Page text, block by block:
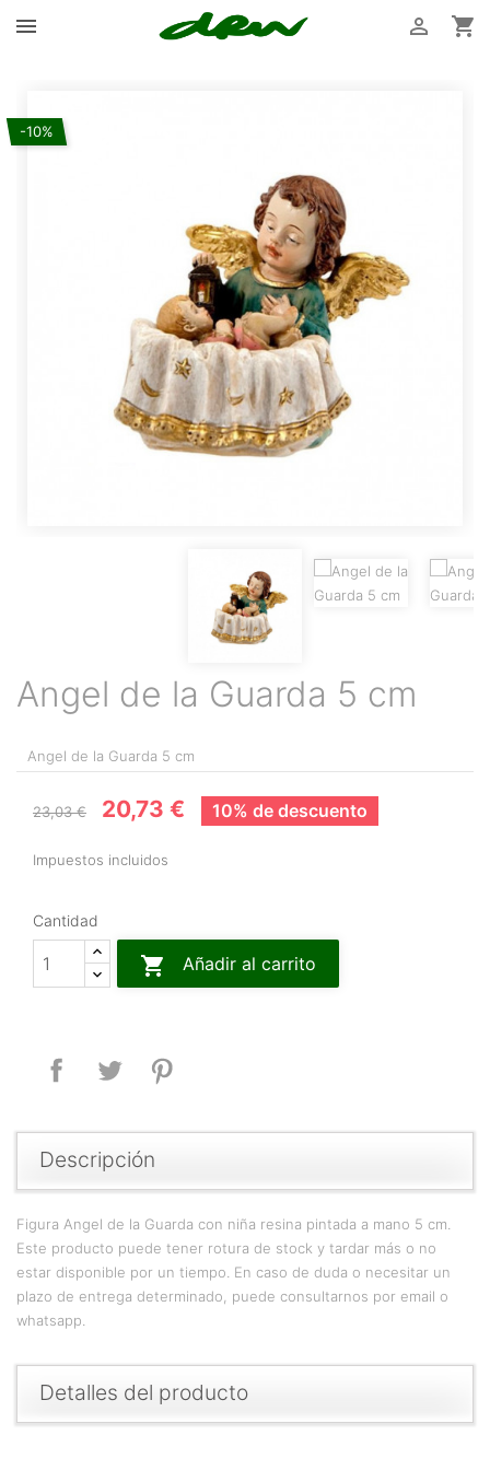
 

-10%
Angel de la Guarda 5 cm
Angel de la Guarda 5 cm
23,03 € 20,73 € 10% de descuento
Impuestos incluidos
Cantidad
 Añadir al carrito
CompartirTuitear
Descripción
Figura Angel de la Guarda con niña resina pintada a mano 5 cm.
Este producto puede tener rotura de stock y tardar más o no
estar disponible por un tiempo. En caso de duda o necesitar un
plazo de entrega determinado, puede consultarnos por email o
whatsapp.
Detalles del producto